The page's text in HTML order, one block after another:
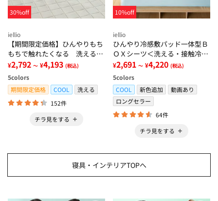
30%off
iellio
【期間限定価格】ひんやりもち
もちで触れたくなる 洗えるラ
グ＜低反発・滑りにくい・接触
冷感・防ダニ・カーペット＞
¥2,792 ～ ¥4,193 (税込)
5colors
期間限定価格
COOL
洗える
152件
チラ見をする
10%off
iellio
ひんやり冷感敷パッド一体型Ｂ
ＯＸシーツ＜洗える・接触冷
感・抗菌防臭・時短・家事楽・
ボックスシーツ・寝苦しさ対策
＞
¥2,691 ～ ¥4,220 (税込)
5colors
COOL
新色追加
動画あり
ロングセラー
64件
チラ見をする
寝具・インテリアTOPへ